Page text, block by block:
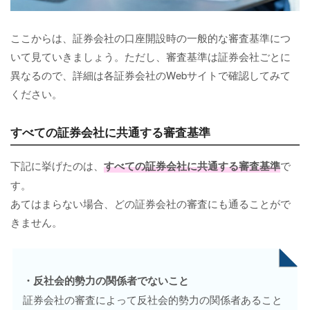
ここからは、証券会社の口座開設時の一般的な審査基準につ
いて見ていきましょう。ただし、審査基準は証券会社ごとに
異なるので、詳細は各証券会社のWebサイトで確認してみて
ください。
すべての証券会社に共通する審査基準
下記に挙げたのは、 すべての証券会社に共通する審査基準で
す。
あてはまらない場合、どの証券会社の審査にも通ることがで
きません。
・反社会的勢力の関係者でないこと
証券会社の審査によって反社会的勢力の関係者あること